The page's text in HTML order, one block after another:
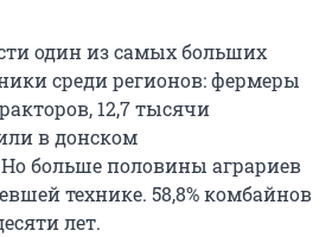
один из самых больших
среди регионов: фермеры
12,7 тысячи
в донском
больше половины аграриев
технике. 58,8% комбайнов
лет.